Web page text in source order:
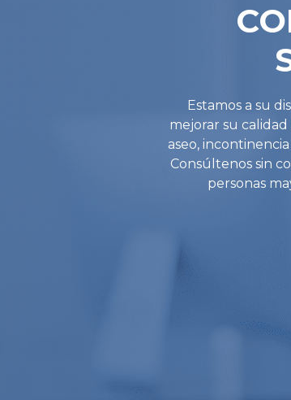
Estamos a su
mejorar su
aseo,
Consúltenos sin
personas